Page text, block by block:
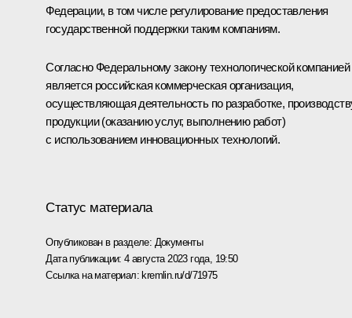
Федерации, в том числе регулирование предоставления
государственной поддержки таким компаниям.
Согласно Федеральному закону технологической компанией
является российская коммерческая организация,
осуществляющая деятельность по разработке,
продукции (оказанию услуг, выполнению работ)
с использованием инновационных технологий.
Статус материала
Опубликован в разделе: Документы
Дата публикации:4 августа 2023 года, 19:50
Ссылка на материал: kremlin.ru/d/71975